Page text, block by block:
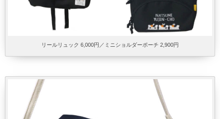
リールリュック 6,000円／ミニショルダーポーチ 2,900円